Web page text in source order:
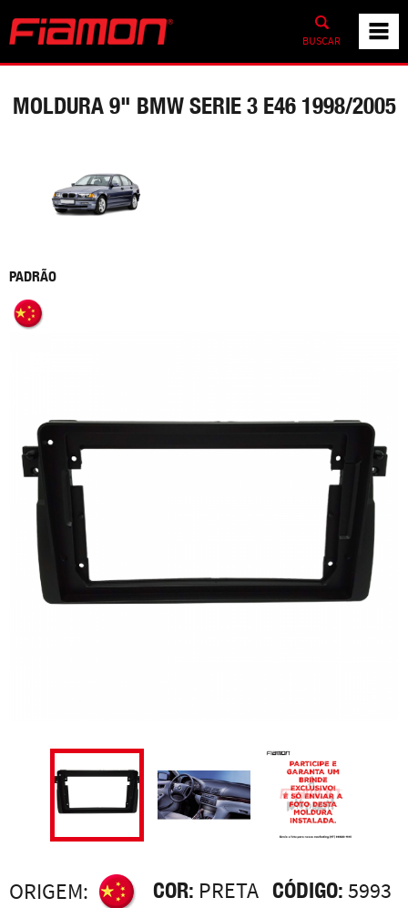
BUSCAR
MOLDURA 9" BMW SERIE 3 E46 1998/2005
PADRÃO
ORIGEM: COR: PRETA CÓDIGO: 5993